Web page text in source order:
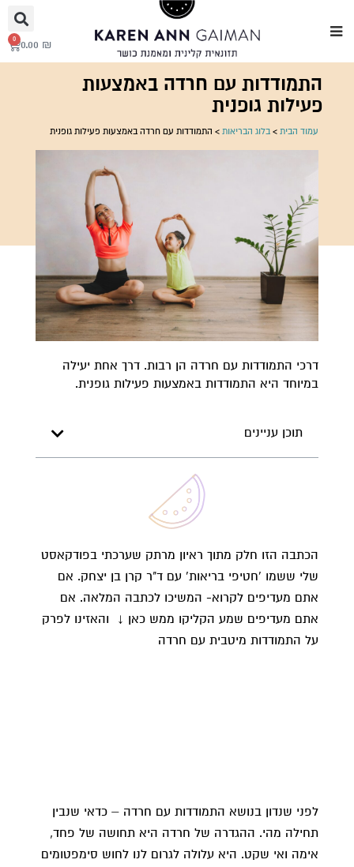
0.00 ₪
0
התמודדות עם חרדה באמצעות
פעילות גופנית
עמוד הבית> בלוג הבריאות> התמודדות עם חרדה באמצעות פעילות גופנית
דרכי התמודדות עם חרדה הן רבות. דרך אחת יעילה
במיוחד היא התמודדות באמצעות פעילות גופנית.
תוכן עניינים
הכתבה הזו חלק מתוך ראיון מרתק שערכתי בפודקאסט
שלי ששמו ‘חטיפי בריאות’ עם ד"ר קרן בן יצחק. אם
אתם מעדיפים לקרוא- המשיכו לכתבה המלאה. אם
אתם מעדיפים שמע הקליקו ממש כאן ↓ והאזינו לפרק
על התמודדות מיטבית עם חרדה
לפני שנדון בנושא התמודדות עם חרדה – כדאי שנבין
תחילה מהי. ההגדרה של חרדה היא תחושה של פחד,
אימה ואי שקט. היא עלולה לגרום לנו לחוש סימפטומים